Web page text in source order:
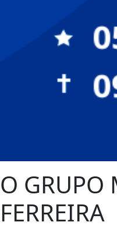
O GRUPO
FERREIRA